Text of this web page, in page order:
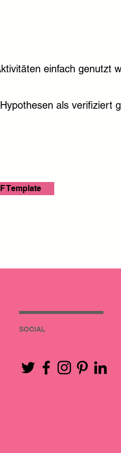
einfach genutzt
als verifiziert
Template
SOCIAL